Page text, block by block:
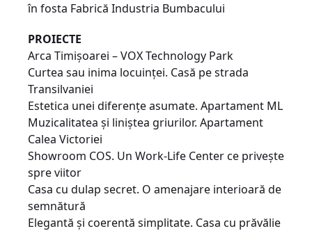
în fosta Fabrică Industria Bumbacului
PROIECTE
Arca Timișoarei – VOX Technology Park
Curtea sau inima locuinței. Casă pe strada
Transilvaniei
Estetica unei diferențe asumate. Apartament ML
Muzicalitatea și liniștea griurilor. Apartament
Calea Victoriei
Showroom COS. Un Work-Life Center ce privește
spre viitor
Casa cu dulap secret. O amenajare interioară de
semnătură
Elegantă și coerentă simplitate. Casa cu prăvălie